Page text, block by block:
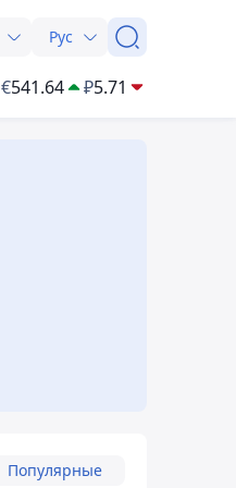
Рус
€541.64 ₽5.71
Популярные